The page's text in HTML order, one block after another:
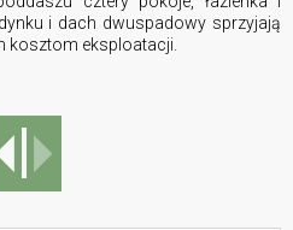
i dach dwu­spa­do­wy sprzy­ja­ją
kosz­tom eks­plo­ata­cji.